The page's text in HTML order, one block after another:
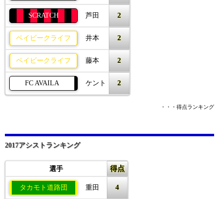
SCRATCH 芦田 2
ベイビークライフ 井本 2
ベイビークライフ 藤本 2
FC AVAILA ケント 2
・・・得点ランキング
2017アシストランキング
選手 得点
タカモト道路団 重田 4